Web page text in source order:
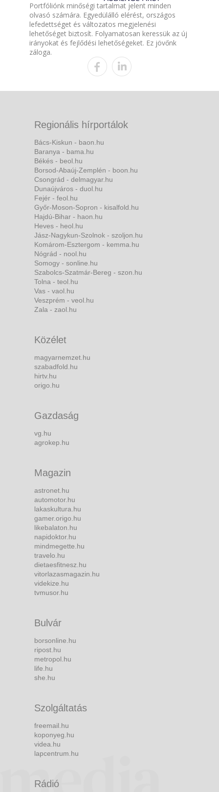
Portfóliónk minőségi tartalmat jelent minden
olvasó számára. Egyedülálló elérést, országos
lefedettséget és változatos megjelenési
lehetőséget biztosít. Folyamatosan keressük az új
irányokat és fejlődési lehetőségeket. Ez jövőnk
záloga.
Regionális hírportálok
Bács-Kiskun - baon.hu
Baranya - bama.hu
Békés - beol.hu
Borsod-Abaúj-Zemplén - boon.hu
Csongrád - delmagyar.hu
Dunaújváros - duol.hu
Fejér - feol.hu
Győr-Moson-Sopron - kisalfold.hu
Hajdú-Bihar - haon.hu
Heves - heol.hu
Jász-Nagykun-Szolnok - szoljon.hu
Komárom-Esztergom - kemma.hu
Nógrád - nool.hu
Somogy - sonline.hu
Szabolcs-Szatmár-Bereg - szon.hu
Tolna - teol.hu
Vas - vaol.hu
Veszprém - veol.hu
Zala - zaol.hu
Közélet
magyarnemzet.hu
szabadfold.hu
hirtv.hu
origo.hu
Gazdaság
vg.hu
agrokep.hu
Magazin
astronet.hu
automotor.hu
lakaskultura.hu
gamer.origo.hu
likebalaton.hu
napidoktor.hu
mindmegette.hu
travelo.hu
dietaesfitnesz.hu
vitorlazasmagazin.hu
videkize.hu
tvmusor.hu
Bulvár
borsonline.hu
ripost.hu
metropol.hu
life.hu
she.hu
Szolgáltatás
freemail.hu
koponyeg.hu
videa.hu
lapcentrum.hu
Rádió